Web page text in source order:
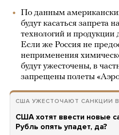
По данным
будут касаться запрета
технологий и продукции
Если же Россия не
неприменения
будут ужесточены, в
запрещены полеты
США УЖЕСТОЧАЮТ САНКЦИИ
США хотят ввести новые
Рубль опять упадет, да?